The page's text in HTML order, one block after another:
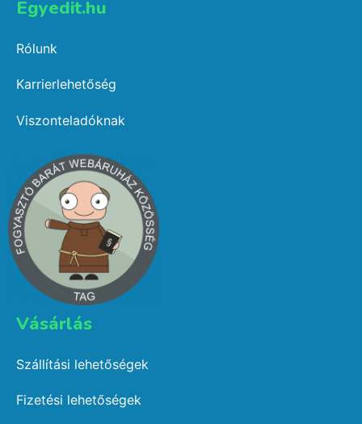
Egyedit.hu
Rólunk
Karrierlehetőség
Viszonteladóknak
Vásárlás​
Szállítási lehetőségek
Fizetési lehetőségek